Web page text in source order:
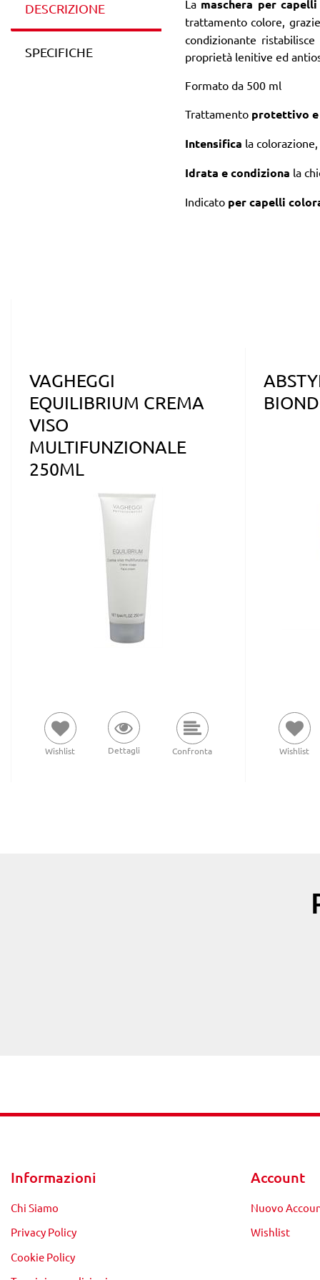
DESCRIZIONE
SPECIFICHE
La maschera per
trattamento colore,
condizionante
proprietà lenitive ed
Formato da 500 ml
Trattamento protettivo
Intensifica la
Idrata e condiziona la
Indicato per capelli
VAGHEGGI
EQUILIBRIUM CREMA
VISO
MULTIFUNZIONALE
250ML
Wishlist Dettagli Confronta Wishlist
Informazioni
Chi Siamo
Privacy Policy
Cookie Policy
Account
Nuovo
Wishlist